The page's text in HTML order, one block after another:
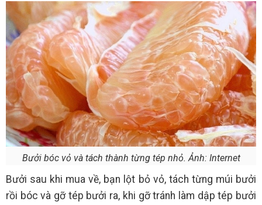
Bưởi bóc vỏ và tách thành từng tép nhỏ. Ảnh: Internet
Bưởi sau khi mua về, bạn lột bỏ vỏ, tách từng múi bưởi
rồi bóc và gỡ tép bưởi ra, khi gỡ tránh làm dập tép bưởi